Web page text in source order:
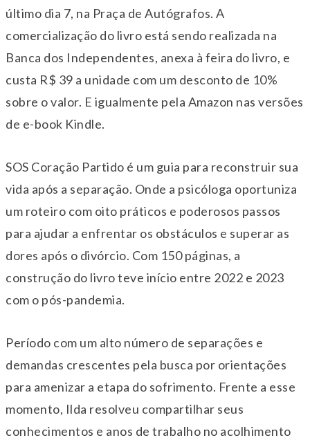
último dia 7, na Praça de Autógrafos. A
comercialização do livro está sendo realizada na
Banca dos Independentes, anexa à feira do livro, e
custa R$ 39 a unidade com um desconto de 10%
sobre o valor. E igualmente pela Amazon nas versões
de e-book Kindle.
SOS Coração Partido é um guia para reconstruir sua
vida após a separação. Onde a psicóloga oportuniza
um roteiro com oito práticos e poderosos passos
para ajudar a enfrentar os obstáculos e superar as
dores após o divórcio. Com 150 páginas, a
construção do livro teve início entre 2022 e 2023
com o pós-pandemia.
Período com um alto número de separações e
demandas crescentes pela busca por orientações
para amenizar a etapa do sofrimento. Frente a esse
momento, Ilda resolveu compartilhar seus
conhecimentos e anos de trabalho no acolhimento